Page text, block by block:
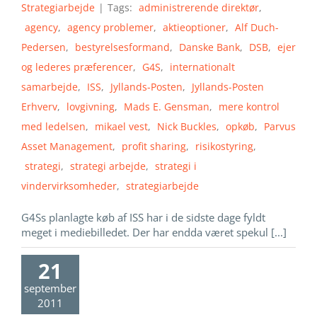
Strategiarbejde | Tags: administrerende direktør,
agency, agency problemer, aktieoptioner, Alf Duch-
Pedersen, bestyrelsesformand, Danske Bank, DSB, ejer
og lederes præferencer, G4S, internationalt
samarbejde, ISS, Jyllands-Posten, Jyllands-Posten
Erhverv, lovgivning, Mads E. Gensman, mere kontrol
med ledelsen, mikael vest, Nick Buckles, opkøb, Parvus
Asset Management, profit sharing, risikostyring,
strategi, strategi arbejde, strategi i
vindervirksomheder, strategiarbejde
G4Ss planlagte køb af ISS har i de sidste dage fyldt
meget i mediebilledet. Der har endda været spekul [...]
21
september
2011